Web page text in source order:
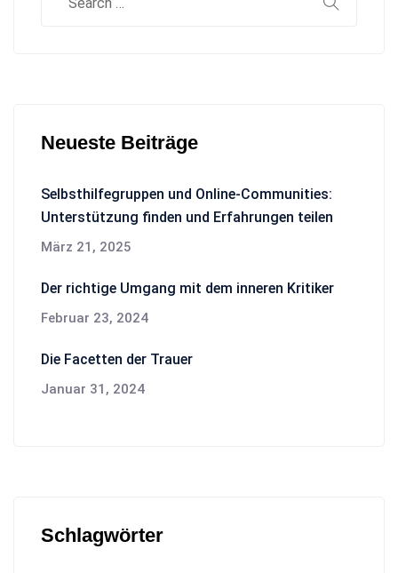
Neueste Beiträge
Selbsthilfegruppen und Online-Communities:
Unterstützung finden und Erfahrungen teilen
März 21, 2025
Der richtige Umgang mit dem inneren Kritiker
Februar 23, 2024
Die Facetten der Trauer
Januar 31, 2024
Schlagwörter